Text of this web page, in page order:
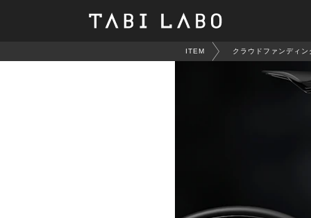
ITEM クラウドファンディン